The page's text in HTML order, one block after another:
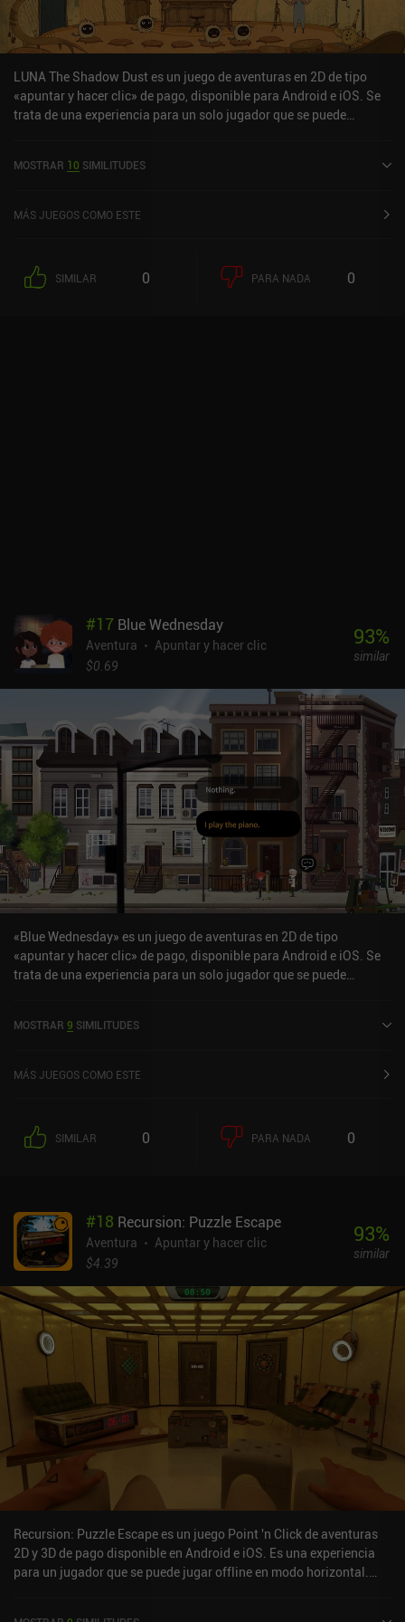
LUNA The Shadow Dust es un juego de aventuras en 2D de tipo
«apuntar y hacer clic» de pago, disponible para Android e iOS. Se
trata de una experiencia para un solo jugador que se puede
The Shadow Dust se lanzó en junio de 2024 y tiene actualmente
la App Store de iOS.
MOSTRAR 10 SIMILITUDES
MÁS JUEGOS COMO ESTE
SIMILAR 0 PARA NADA 0
#17 Blue Wednesday
Aventura
Apuntar y hacer clic
$0.69
93%
similar
«Blue Wednesday» es un juego de aventuras en 2D de tipo
«apuntar y hacer clic» de pago, disponible para Android e iOS. Se
trata de una experiencia para un solo jugador que se puede
de 3,3 sobre 5,0 en Google Play y de 4,3 sobre 5,0 en la App Store
MOSTRAR 9 SIMILITUDES
MÁS JUEGOS COMO ESTE
SIMILAR 0 PARA NADA 0
#18 Recursion: Puzzle Escape
Aventura
Apuntar y hacer clic
$4.39
93%
similar
Recursion: Puzzle Escape es un juego Point 'n Click de aventuras
2D y 3D de pago disponible en Android e iOS. Es una experiencia
para un jugador que se puede jugar offline en modo horizontal.